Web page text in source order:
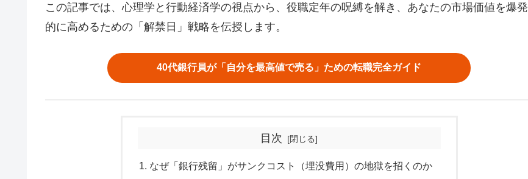
この記事では、心理学と行動経済学の視点から、役職定年の呪縛を解き、あなたの市場価値を爆発
的に高めるための「解禁日」戦略を伝授します。
40代銀行員が「自分を最高値で売る」ための転職完全ガイド
目次
なぜ「銀行残留」がサンクコスト（埋没費用）の地獄を招くのか